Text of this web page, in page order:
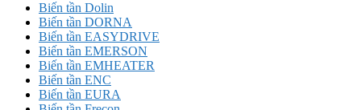
Biến tần Dolin
Biến tần DORNA
Biến tần EASYDRIVE
Biến tần EMERSON
Biến tần EMHEATER
Biến tần ENC
Biến tần EURA